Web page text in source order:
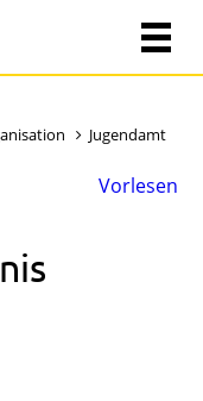
Jugendamt
Vorlesen